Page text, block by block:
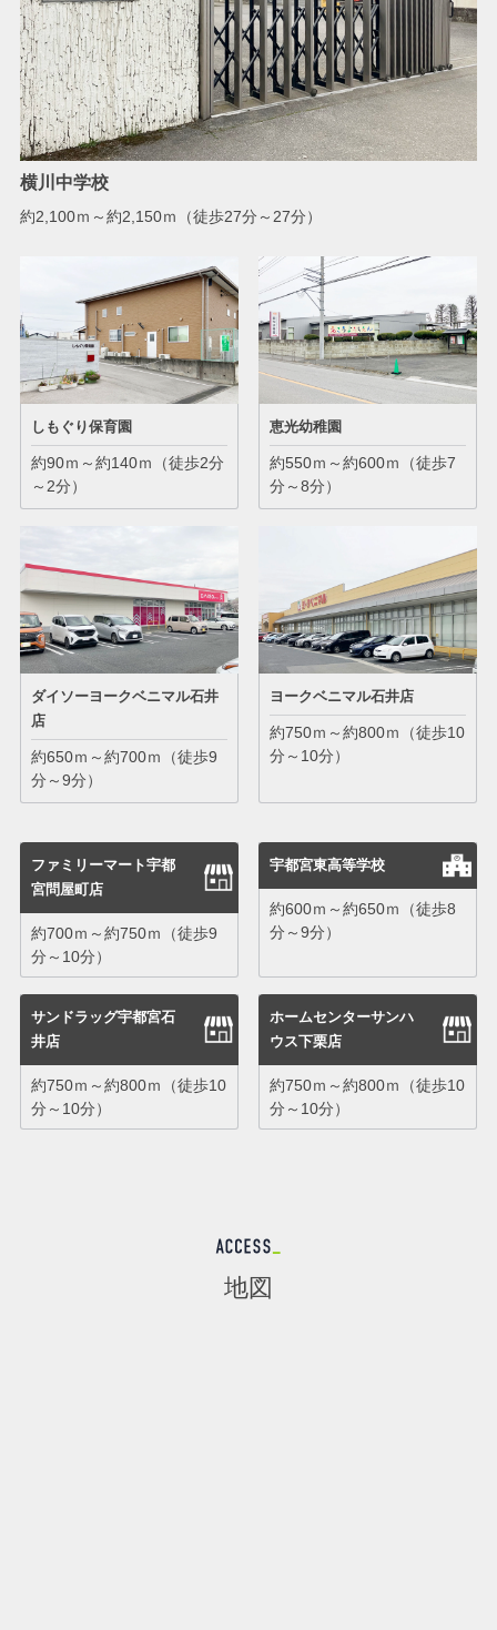
横川中学校
約2,100ｍ～約2,150ｍ（徒歩27分～27分）
しもぐり保育園
約90ｍ～約140ｍ（徒歩2分
～2分）
恵光幼稚園
約550ｍ～約600ｍ（徒歩7
分～8分）
ダイソーヨークベニマル石井
店
約650ｍ～約700ｍ（徒歩9
分～9分）
ヨークベニマル石井店
約750ｍ～約800ｍ（徒歩10
分～10分）
ファミリーマート宇都
宮問屋町店
約700ｍ～約750ｍ（徒歩9
分～10分）
宇都宮東高等学校
約600ｍ～約650ｍ（徒歩8
分～9分）
サンドラッグ宇都宮石
井店
約750ｍ～約800ｍ（徒歩10
分～10分）
ホームセンターサンハ
ウス下栗店
約750ｍ～約800ｍ（徒歩10
分～10分）
地図